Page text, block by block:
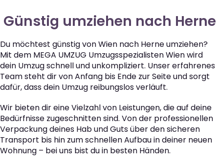
Günstig umziehen nach Herne
Du möchtest günstig von Wien nach Herne umziehen?
Mit dem MEGA UMZUG Umzugsspezialisten Wien wird
dein Umzug schnell und unkompliziert. Unser erfahrenes
Team steht dir von Anfang bis Ende zur Seite und sorgt
dafür, dass dein Umzug reibungslos verläuft.
Wir bieten dir eine Vielzahl von Leistungen, die auf deine
Bedürfnisse zugeschnitten sind. Von der professionellen
Verpackung deines Hab und Guts über den sicheren
Transport bis hin zum schnellen Aufbau in deiner neuen
Wohnung – bei uns bist du in besten Händen.